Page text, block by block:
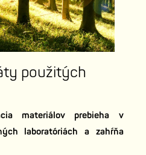
použitých
materiálov prebieha v
laboratóriách a zahŕňa